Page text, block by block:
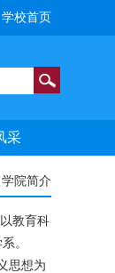
学校首页
采
学院简介
教育科
。
思想为